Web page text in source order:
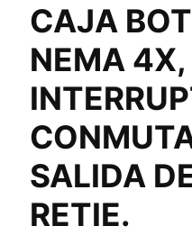
CAJA
NEMA 4X,
SALIDA
RETIE.